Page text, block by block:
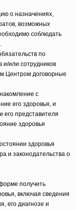
о назначениях,
возможных
соблюдать
по
и/или сотрудников
Центром договорные
с
его здоровья, и
представителя
здоровья
здоровья
и законодательства о
получить
включая сведения
его диагнозе и